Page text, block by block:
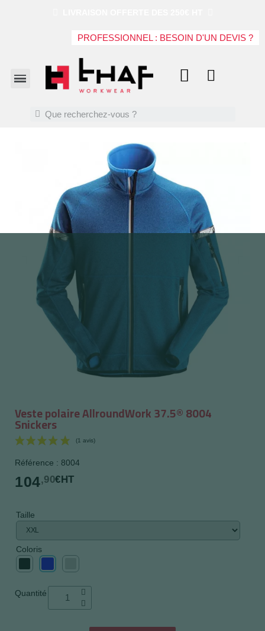
PROFESSIONNEL : BESOIN D'UN DEVIS ?
Veste polaire AllroundWork 37.5® 8004
Snickers
Référence : 8004
104,90€HT
Taille
Coloris
Quantité